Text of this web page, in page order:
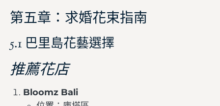
第五章：求婚花束指南
5.1 巴里島花藝選擇
推薦花店
Bloomz Bali